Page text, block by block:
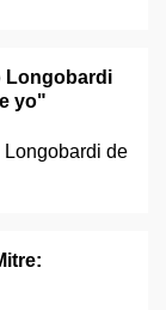
Longobardi
yo"